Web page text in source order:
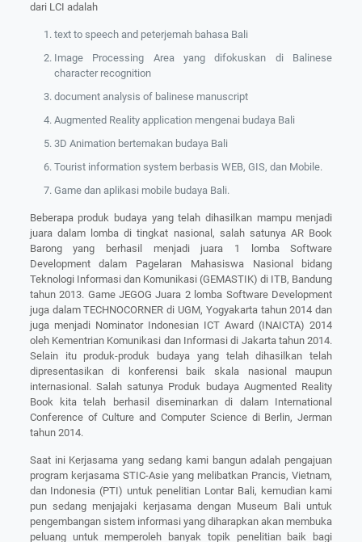
dari LCI adalah
text to speech and peterjemah bahasa Bali
Image Processing Area yang difokuskan di Balinese
character recognition
document analysis of balinese manuscript
Augmented Reality application mengenai budaya Bali
3D Animation bertemakan budaya Bali
Tourist information system berbasis WEB, GIS, dan Mobile.
Game dan aplikasi mobile budaya Bali.
Beberapa produk budaya yang telah dihasilkan mampu menjadi
juara dalam lomba di tingkat nasional, salah satunya AR Book
Barong yang berhasil menjadi juara 1 lomba Software
Development dalam Pagelaran Mahasiswa Nasional bidang
Teknologi Informasi dan Komunikasi (GEMASTIK) di ITB, Bandung
tahun 2013. Game JEGOG Juara 2 lomba Software Development
juga dalam TECHNOCORNER di UGM, Yogyakarta tahun 2014 dan
juga menjadi Nominator Indonesian ICT Award (INAICTA) 2014
oleh Kementrian Komunikasi dan Informasi di Jakarta tahun 2014.
Selain itu produk-produk budaya yang telah dihasilkan telah
dipresentasikan di konferensi baik skala nasional maupun
internasional. Salah satunya Produk budaya Augmented Reality
Book kita telah berhasil diseminarkan di dalam International
Conference of Culture and Computer Science di Berlin, Jerman
tahun 2014.
Saat ini Kerjasama yang sedang kami bangun adalah pengajuan
program kerjasama STIC-Asie yang melibatkan Prancis, Vietnam,
dan Indonesia (PTI) untuk penelitian Lontar Bali, kemudian kami
pun sedang menjajaki kerjasama dengan Museum Bali untuk
pengembangan sistem informasi yang diharapkan akan membuka
peluang untuk memperoleh banyak topik penelitian baik bagi